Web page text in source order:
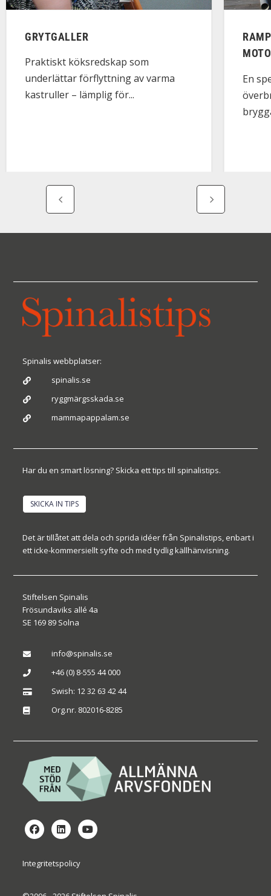
GRYTGALLER
Praktiskt köksredskap som
underlättar förflyttning av varma
kastruller – lämplig för...
En
Spinalis webbplatser:
 spinalis.se
 ryggmärgsskada.se
 mammapappalam.se
Har du en smart lösning? Skicka ett tips till spinalistips.
SKICKA IN TIPS
Det är tillåtet att dela och sprida idéer från Spinalistips, enbart i
ett icke-kommersiellt syfte och med tydlig källhänvisning.
Stiftelsen Spinalis
Frösundaviks allé 4a
SE 169 89 Solna
 info@spinalis.se
 +46 (0) 8-555 44 000
 Swish: 12 32 63 42 44
 Org.nr. 802016-8285
Integritetspolicy